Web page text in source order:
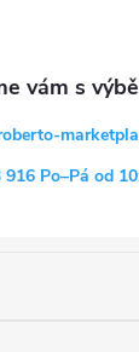
Po–Pá od